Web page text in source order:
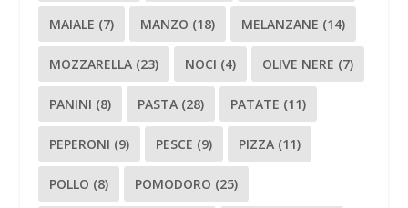
MAIALE (7) MANZO (18) MELANZANE (14)
MOZZARELLA (23) NOCI (4) OLIVE NERE (7)
PANINI (8) PASTA (28) PATATE (11)
PEPERONI (9) PESCE (9) PIZZA (11)
POLLO (8) POMODORO (25)